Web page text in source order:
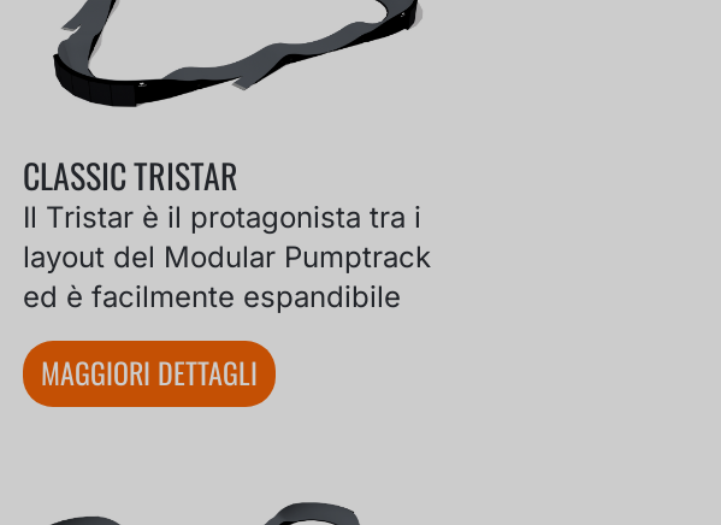
CLASSIC TRISTAR
Il Tristar è il protagonista tra i
layout del Modular Pumptrack
ed è facilmente espandibile
MAGGIORI DETTAGLI